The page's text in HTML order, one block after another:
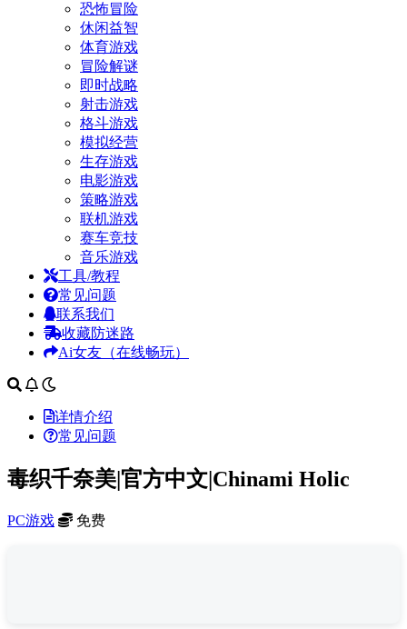
恐怖冒险
休闲益智
体育游戏
冒险解谜
即时战略
射击游戏
格斗游戏
模拟经营
生存游戏
电影游戏
策略游戏
联机游戏
赛车竞技
音乐游戏
工具/教程
常见问题
联系我们
收藏防迷路
Ai女友（在线畅玩）
详情介绍
常见问题
毒织千奈美|官方中文|Chinami Holic
PC游戏 免费